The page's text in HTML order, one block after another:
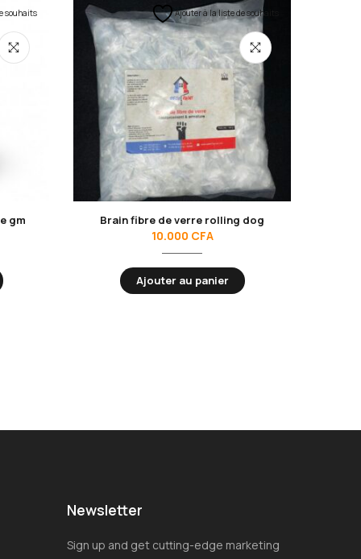
souhaits
gm
Ajouter à la liste de souhaits
Brain fibre de verre rolling dog
10.000 CFA
Ajouter au panier
Newsletter
Sign up and get cutting-edge marketing